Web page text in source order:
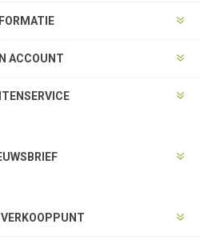
ACCOUNT
VERKOOPPUNT